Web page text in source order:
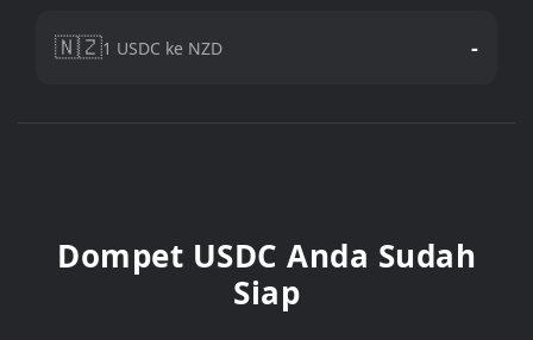
🇳🇿1 USDC ke NZD -
Dompet USDC Anda Sudah
Siap